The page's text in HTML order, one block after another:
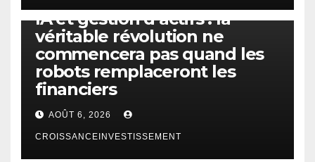
IA et gestion d’actifs : la
véritable révolution ne
commencera pas quand les
robots remplaceront les
financiers
AOÛT 6, 2026
CROISSANCEINVESTISSEMENT